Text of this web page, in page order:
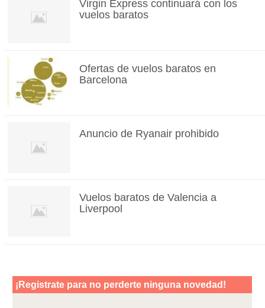
Virgin Express continuará con los
vuelos baratos
Ofertas de vuelos baratos en
Barcelona
Anuncio de Ryanair prohibido
Vuelos baratos de Valencia a
Liverpool